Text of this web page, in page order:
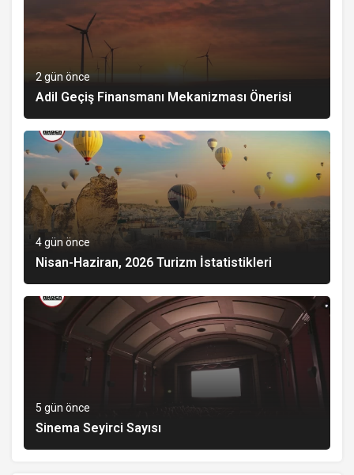
2 gün önce
Adil Geçiş Finansmanı Mekanizması Önerisi
4 gün önce
Nisan-Haziran, 2026 Turizm İstatistikleri
5 gün önce
Sinema Seyirci Sayısı